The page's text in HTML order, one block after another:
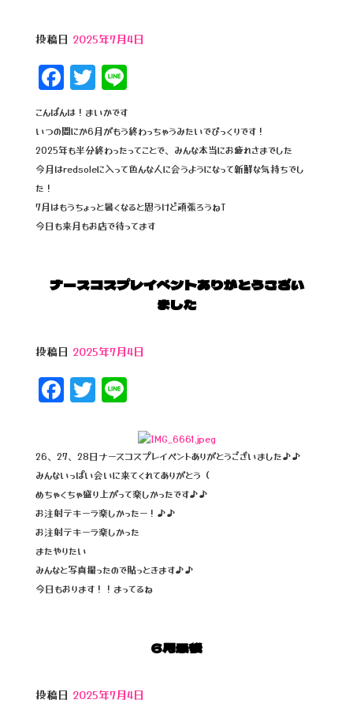
投稿日 2025年7月4日
F
a
c
e
b
o
o
T
wi
tt
e
r
Li
n
e
こんばんは！まいかです
いつの間にか6月がもう終わっちゃうみたいでびっくりです！
2025年も半分終わったってことで、みんな本当にお疲れさまでした
今月はredsoleに入って色んな人に会うようになって新鮮な気持ちでし
た！
7月はもうちょっと暑くなると思うけど頑張ろうねT
今日も来月もお店で待ってます
ナースコスプレイベントありがとうござい
ました
投稿日 2025年7月4日
F
e
b
o
o
k
T
e
r
Li
e
26、27、28日ナースコスプレイベントありがとうございました♪♪
みんないっぱい会いに来てくれてありがとう（
めちゃくちゃ盛り上がって楽しかったです♪♪
お注射テキーラ楽しかったー！♪♪
お注射テキーラ楽しかった
またやりたい
みんなと写真撮ったので貼っときます♪♪
今日もおります！！まってるね
6月最後
投稿日 2025年7月4日